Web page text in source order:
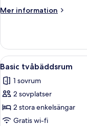
Mer information
Mer
dubbelrum
Öppna
alla
foton
för
Basic
tvåbäddsrum
7
Basic tvåbäddsrum
1 sovrum
2 sovplatser
2 stora enkelsängar
Gratis wi-fi